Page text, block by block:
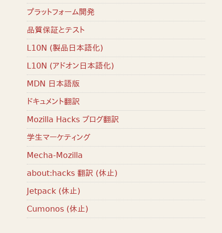
プラットフォーム開発
品質保証とテスト
L10N (製品日本語化)
L10N (アドオン日本語化)
MDN 日本語版
ドキュメント翻訳
Mozilla Hacks ブログ翻訳
学生マーケティング
Mecha-Mozilla
about:hacks 翻訳 (休止)
Jetpack (休止)
Cumonos (休止)